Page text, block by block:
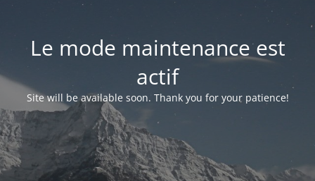
Le mode maintenance est
actif
Site will be available soon. Thank you for your patience!